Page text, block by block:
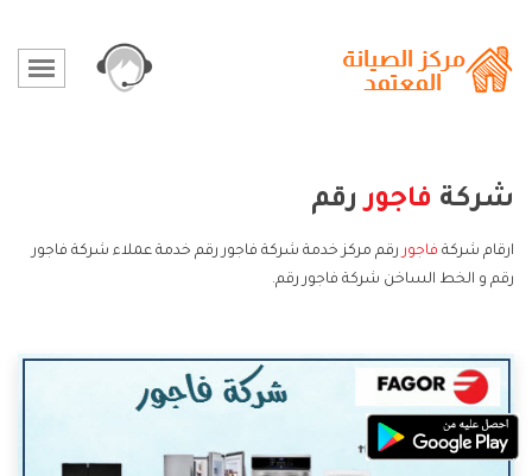
شركة فاجوررقم
ارقام شركة فاجور رقم مركز خدمة شركة فاجور رقم خدمة عملاء شركة فاجور
رقم و الخط الساخن شركة فاجور رقم.